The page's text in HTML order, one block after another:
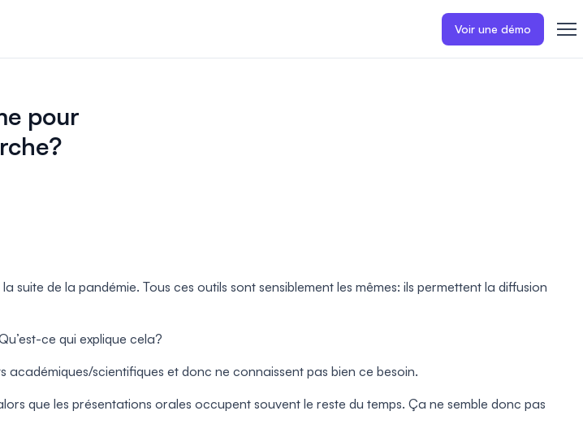
Voir une démo
pour
de la pandémie. Tous ces outils sont sensiblement les mêmes: ils permettent la diffusion
ce qui explique cela?
académiques/scientifiques et donc ne connaissent pas bien ce besoin.
que les présentations orales occupent souvent le reste du temps. Ça ne semble donc pas